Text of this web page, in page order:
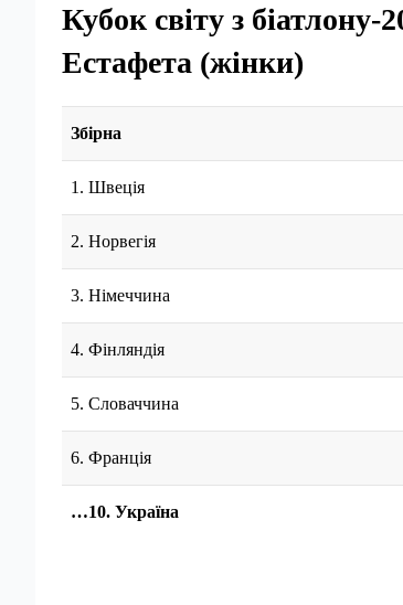
Кубок світу з
Естафета (жінки)
Збірна
1. Швеція
2. Норвегія
3. Німеччина
4. Фінляндія
5. Словаччина
6. Франція
…10. Україна